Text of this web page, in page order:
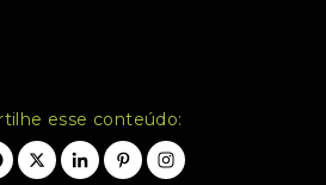
esse conteúdo: